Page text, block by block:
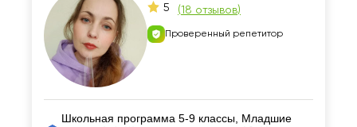
5 (18 отзывов)
Проверенный репетитор
Школьная программа 5-9 классы, Младшие